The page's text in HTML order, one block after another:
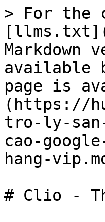
> For the
Markdown
available
page is
(https://
tro-ly-
cao-
hang-
# Clio -